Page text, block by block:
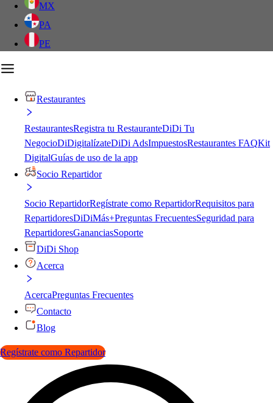
MX
PA
PE
Restaurantes
RestaurantesRegistra tu RestauranteDiDi Tu
NegocioDiDigitalízateDiDi AdsImpuestosRestaurantes FAQKit
DigitalGuías de uso de la app
Socio Repartidor
Socio RepartidorRegístrate como RepartidorRequisitos para
RepartidoresDiDiMás+Preguntas FrecuentesSeguridad para
RepartidoresGananciasSoporte
DiDi Shop
Acerca
AcercaPreguntas Frecuentes
Contacto
Blog
Regístrate como Repartidor